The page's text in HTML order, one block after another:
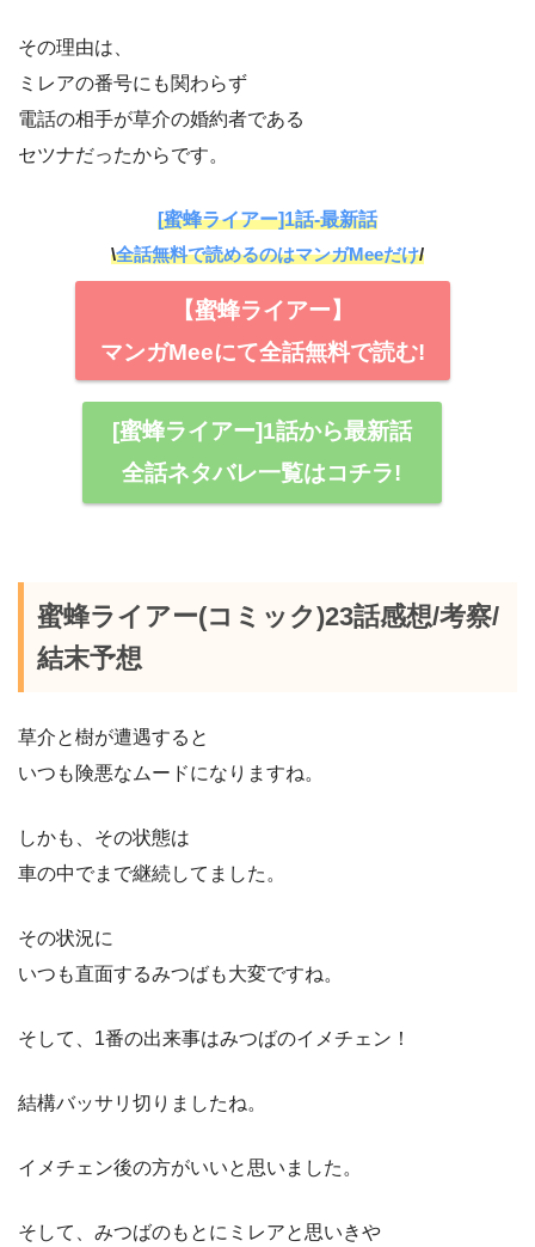
その理由は、
ミレアの番号にも関わらず
電話の相手が草介の婚約者である
セツナだったからです。
[蜜蜂ライアー]1話-最新話
\全話無料で読めるのはマンガMeeだけ/
【蜜蜂ライアー】
マンガMeeにて全話無料で読む!
[蜜蜂ライアー]1話から最新話
全話ネタバレ一覧はコチラ!
蜜蜂ライアー(コミック)23話感想/考察/
結末予想
草介と樹が遭遇すると
いつも険悪なムードになりますね。
しかも、その状態は
車の中でまで継続してました。
その状況に
いつも直面するみつばも大変ですね。
そして、1番の出来事はみつばのイメチェン！
結構バッサリ切りましたね。
イメチェン後の方がいいと思いました。
そして、みつばのもとにミレアと思いきや